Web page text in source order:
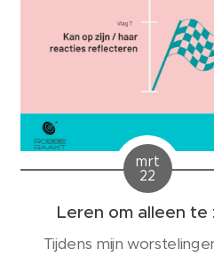
mrt
22
Leren om alleen te
Tijdens mijn